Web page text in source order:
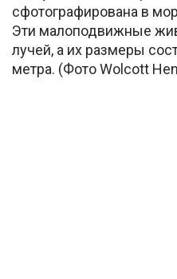
сфотографирована в
Эти малоподвижные
лучей, а их размеры
метра. (Фото Wolcott